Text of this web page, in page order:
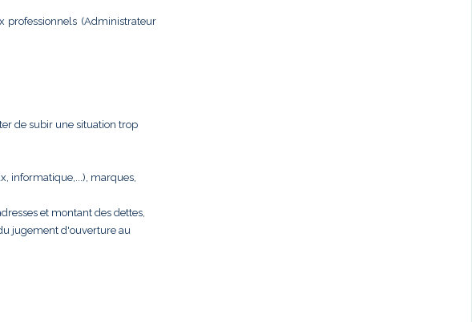
professionnels (Administrateur
de subir une situation trop
informatique,...), marques,
et montant des dettes,
jugement d'ouverture au